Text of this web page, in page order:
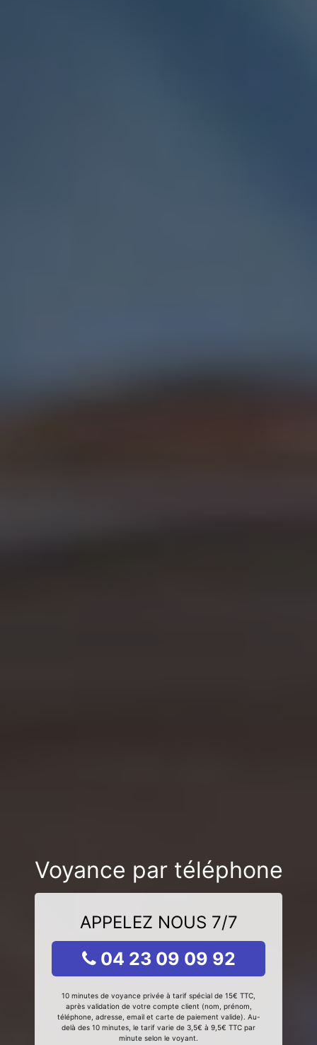
Voyance par téléphone
APPELEZ NOUS 7/7
04 23 09 09 92
10 minutes de voyance privée à tarif spécial de 15€ TTC,
après validation de votre compte client (nom, prénom,
téléphone, adresse, email et carte de paiement valide). Au-
delà des 10 minutes, le tarif varie de 3,5€ à 9,5€ TTC par
minute selon le voyant.